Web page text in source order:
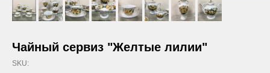
Чайный сервиз "Желтые лилии"
SKU: